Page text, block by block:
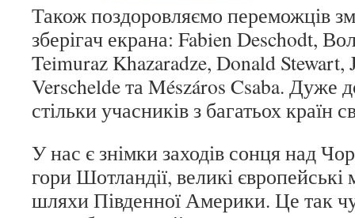
Також поздоровляємо переможців
зберігач екрана: Fabien Deschodt,
Teimuraz Khazaradze, Donald Stewart,
Verschelde та Mészáros Csaba. Дуже
стільки учасників з багатьох країн
У нас є знімки заходів сонця над
гори Шотландії, великі європейські
шляхи Південної Америки. Це так